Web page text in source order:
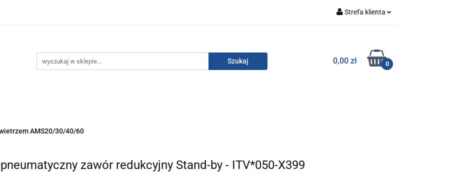
Strefa klienta
Zarejestruj się
Dodaj zgłoszenie
0,00 zł 0
J AUTORYZOWANY DYSTRYBUTOR SMC
POWIETRZA SERIA J AUTORYZOWANY DYSTRYBUTOR SMC
AMS20/30/40/60
zawór redukcyjny Stand-by - ITV*050-X399